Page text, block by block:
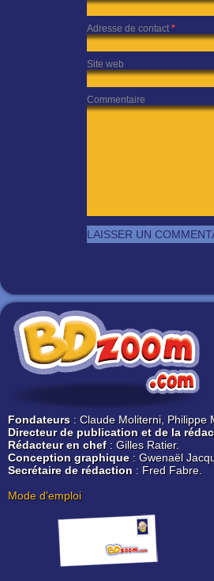
Adresse de contact *
Site web
Commentaire
Fondateurs : Claude Moliterni, Philippe
Directeur de publication et de la
Rédacteur en chef: Gilles Ratier.
Conception graphique: Gwenaël
Secrétaire de rédaction : Fred Fabre.
Mode d'emploi